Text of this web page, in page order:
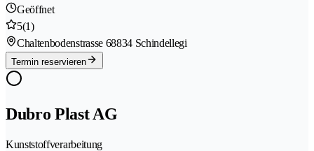
Geöffnet
5(1)
Chaltenbodenstrasse 68834 Schindellegi
Termin reservieren
Dubro Plast AG
Kunststoffverarbeitung